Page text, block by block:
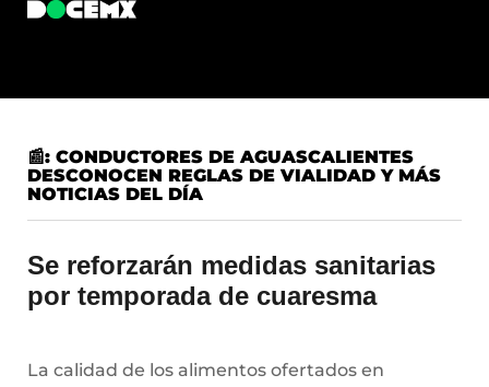
📰: CONDUCTORES DE AGUASCALIENTES
DESCONOCEN REGLAS DE VIALIDAD Y MÁS
NOTICIAS DEL DÍA
Se reforzarán medidas sanitarias
por temporada de cuaresma
La calidad de los alimentos ofertados en